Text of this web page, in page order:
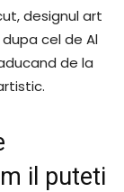
designul art
cel de Al
de la
il puteti